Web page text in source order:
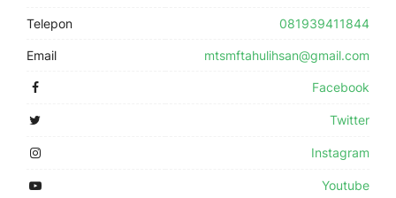
Telepon 081939411844
Email mtsmftahulihsan@gmail.com
Facebook
Twitter
Instagram
Youtube